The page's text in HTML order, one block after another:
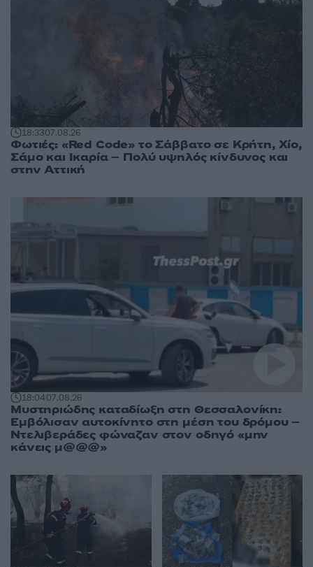
18:3307.08.26
Φωτιές: «Red Code» το Σάββατο σε Κρήτη, Χίο,
Σάμο και Ικαρία – Πολύ υψηλός κίνδυνος και
στην Αττική
18:0407.08.26
Μυστηριώδης καταδίωξη στη Θεσσαλονίκη:
Εμβόλισαν αυτοκίνητο στη μέση του δρόμου –
Ντελιβεράδες φώναζαν στον οδηγό «μην
κάνεις μ@@@»